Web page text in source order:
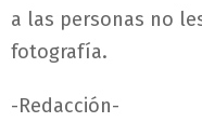
a las personas no
fotografía.
-Redacción-